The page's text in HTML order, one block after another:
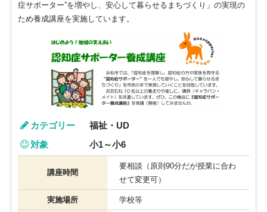
症サポーター”を増やし、安心して暮らせるまちづくり」の実現の
ため養成講座を実施しています。
カテゴリー
福祉・UD
対象
小1～小6
講座時間
要相談（原則90分だが授業に合わ
せて変更可）
実施場所 学校等